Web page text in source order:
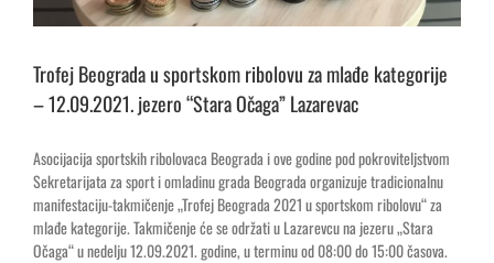
Trofej Beograda u sportskom ribolovu za mlađe kategorije
– 12.09.2021. jezero “Stara Očaga” Lazarevac
Asocijacija sportskih ribolovaca Beograda i ove godine pod pokroviteljstvom
Sekretarijata za sport i omladinu grada Beograda organizuje tradicionalnu
manifestaciju-takmičenje „Trofej Beograda 2021 u sportskom ribolovu“ za
mlađe kategorije. Takmičenje će se održati u Lazarevcu na jezeru „Stara
Očaga“ u nedelju 12.09.2021. godine, u terminu od 08:00 do 15:00 časova.